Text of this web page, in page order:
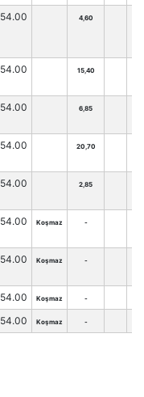
54.00 4,60
54.00 15,40
54.00 6,85
54.00 20,70
54.00 2,85
54.00 Koşmaz -
54.00 Koşmaz -
54.00 Koşmaz -
54.00 Koşmaz -